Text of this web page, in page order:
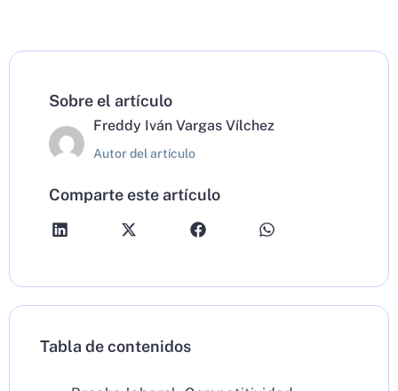
Sobre el artículo
Freddy Iván Vargas Vílchez
Autor del artículo
Comparte este artículo
Tabla de contenidos